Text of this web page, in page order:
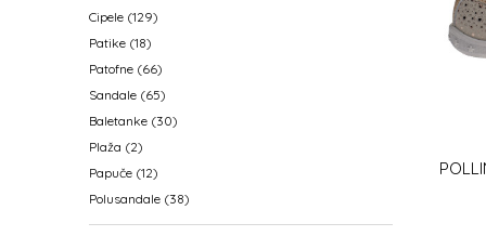
Cipele (129)
Patike (18)
Patofne (66)
Sandale (65)
Baletanke (30)
Plaža (2)
Papuče (12)
Polusandale (38)